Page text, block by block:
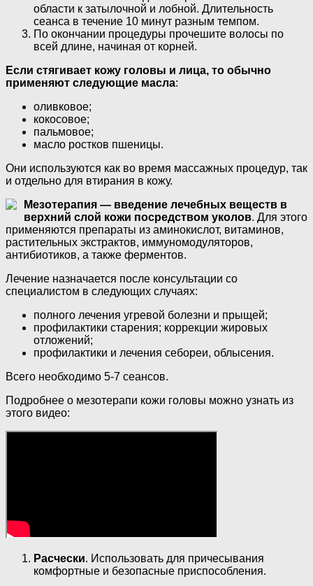
области к затылочной и лобной. Длительность
сеанса в течение 10 минут разным темпом.
По окончании процедуры прочешите волосы по
всей длине, начиная от корней.
Если стягивает кожу головы и лица, то обычно
применяют следующие масла:
оливковое;
кокосовое;
пальмовое;
масло ростков пшеницы.
Они используются как во время массажных процедур, так
и отдельно для втирания в кожу.
Мезотерапия — введение лечебных веществ в
верхний слой кожи посредством уколов. Для этого
применяются препараты из аминокислот, витаминов,
растительных экстрактов, иммуномодуляторов,
антибиотиков, а также ферментов.
Лечение назначается после консультации со
специалистом в следующих случаях:
полного лечения угревой болезни и прыщей;
профилактики старения; коррекции жировых
отложений;
профилактики и лечения себореи, облысения.
Всего необходимо 5-7 сеансов.
Подробнее о мезотерапи кожи головы можно узнать из
этого видео:
Расчески. Использовать для причесывания
комфортные и безопасные приспособления.